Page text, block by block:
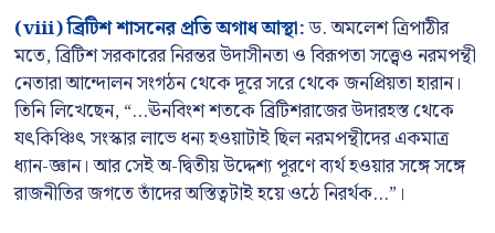
(viii) ব্রিটিশ শাসনের প্রতি অগাধ আস্থা:ড. অমলেশ ত্রিপাঠীর
মতে, ব্রিটিশ সরকারের নিরন্তর উদাসীনতা ও বিরূপতা সত্ত্বেও নরমপন্থী
নেতারা আন্দোলন সংগঠন থেকে দূরে সরে থেকে জনপ্রিয়তা হারান।
তিনি লিখেছেন, “…ঊনবিংশ শতকে ব্রিটিশরাজের উদারহস্ত থেকে
যৎকিঞ্চিৎ সংস্কার লাভে ধন্য হওয়াটাই ছিল নরমপন্থীদের একমাত্র
ধ্যান-জ্ঞান। আর সেই অ-দ্বিতীয় উদ্দেশ্য পূরণে ব্যর্থ হওয়ার সঙ্গে সঙ্গে
রাজনীতির জগতে তাঁদের অস্তিত্বটাই হয়ে ওঠে নিরর্থক…”।